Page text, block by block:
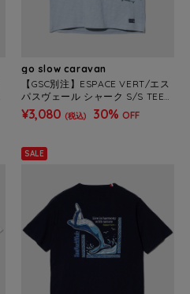
go slow caravan
【GSC別注】ESPACE VERT/エス
パスヴェール シャーク S/S TEE
(MENS)
¥3,080 (税込) 30% OFF
SALE